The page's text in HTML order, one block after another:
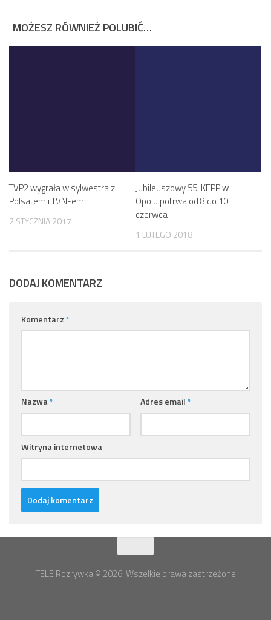
MOŻESZ RÓWNIEŻ POLUBIĆ…
TVP2 wygrała w sylwestra z
Polsatem i TVN-em
2 STYCZNIA 2017
Jubileuszowy 55. KFPP w
Opolu potrwa od 8 do 10
czerwca
1 LUTEGO 2018
DODAJ KOMENTARZ
Komentarz*
Nazwa* Adres email*
Witryna internetowa
TELE Rozrywka © 2026. Wszelkie prawa zastrzeżone